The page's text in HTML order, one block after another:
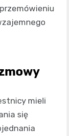
mieli
się